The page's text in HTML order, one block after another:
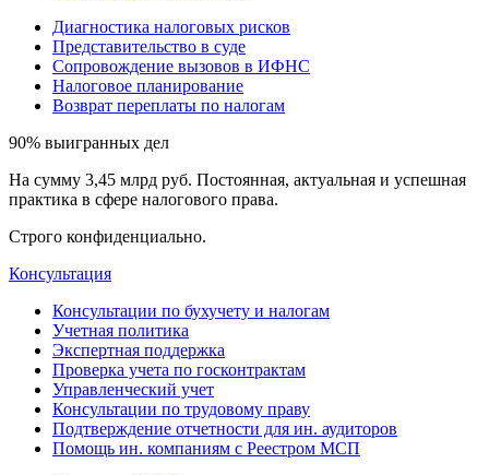
Диагностика налоговых рисков
Представительство в суде
Сопровождение вызовов в ИФНС
Налоговое планирование
Возврат переплаты по налогам
90% выигранных дел
На сумму 3,45 млрд руб. Постоянная, актуальная и успешная
практика в сфере налогового права.
Строго конфиденциально.
Консультация
Консультации по бухучету и налогам
Учетная политика
Экспертная поддержка
Проверка учета по госконтрактам
Управленческий учет
Консультации по трудовому праву
Подтверждение отчетности для ин. аудиторов
Помощь ин. компаниям с Реестром МСП